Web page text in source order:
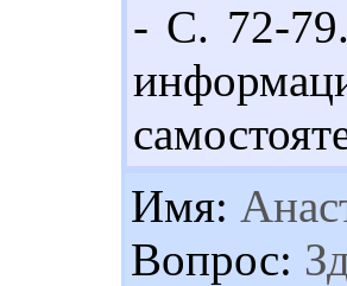
- С. 72-
Имя:
Вопрос: